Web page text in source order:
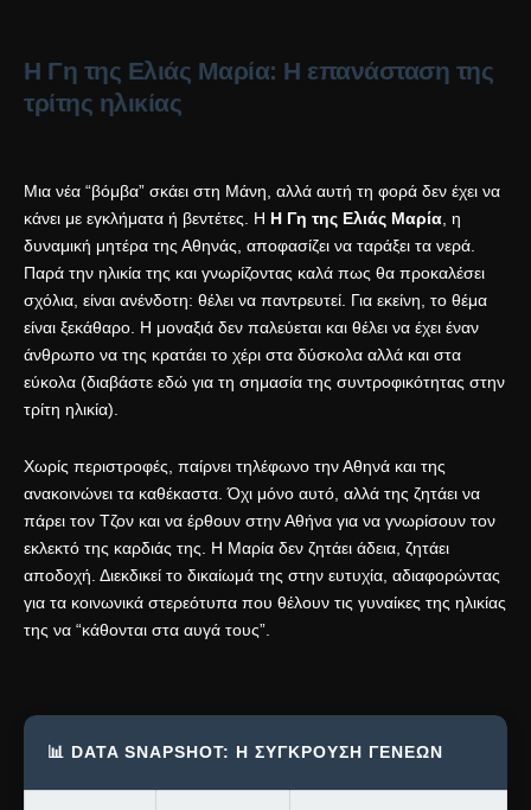
Η Γη της Ελιάς Μαρία: Η επανάσταση της
τρίτης ηλικίας
Μια νέα “βόμβα” σκάει στη Μάνη, αλλά αυτή τη φορά δεν έχει να
κάνει με εγκλήματα ή βεντέτες. Η Η Γη της Ελιάς Μαρία, η
δυναμική μητέρα της Αθηνάς, αποφασίζει να ταράξει τα νερά.
Παρά την ηλικία της και γνωρίζοντας καλά πως θα προκαλέσει
σχόλια, είναι ανένδοτη: θέλει να παντρευτεί. Για εκείνη, το θέμα
είναι ξεκάθαρο. Η μοναξιά δεν παλεύεται και θέλει να έχει έναν
άνθρωπο να της κρατάει το χέρι στα δύσκολα αλλά και στα
εύκολα (διαβάστε εδώ για τη σημασία της συντροφικότητας στην
τρίτη ηλικία).
Χωρίς περιστροφές, παίρνει τηλέφωνο την Αθηνά και της
ανακοινώνει τα καθέκαστα. Όχι μόνο αυτό, αλλά της ζητάει να
πάρει τον Τζον και να έρθουν στην Αθήνα για να γνωρίσουν τον
εκλεκτό της καρδιάς της. Η Μαρία δεν ζητάει άδεια, ζητάει
αποδοχή. Διεκδικεί το δικαίωμά της στην ευτυχία, αδιαφορώντας
για τα κοινωνικά στερεότυπα που θέλουν τις γυναίκες της ηλικίας
της να “κάθονται στα αυγά τους”.
📊 DATA SNAPSHOT: Η ΣΎΓΚΡΟΥΣΗ ΓΕΝΕΏΝ